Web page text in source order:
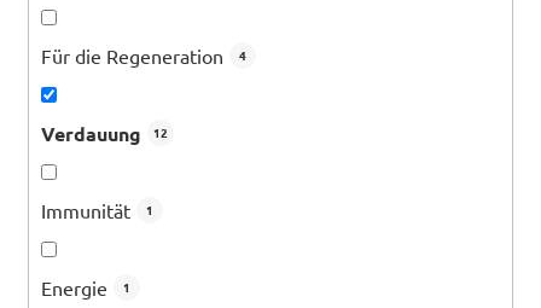
Für die Regeneration 4
Verdauung 12
Immunität 1
Energie 1